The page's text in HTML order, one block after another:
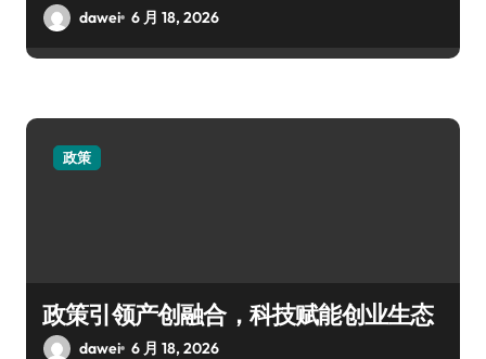
dawei 6 月 18, 2026
政策
政策引领产创融合，科技赋能创业生态
dawei 6 月 18, 2026